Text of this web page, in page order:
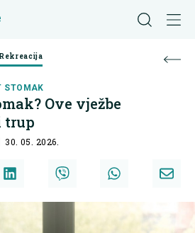
Rekreacija
STOMAK
Ove vježbe
trup
30. 05. 2026.